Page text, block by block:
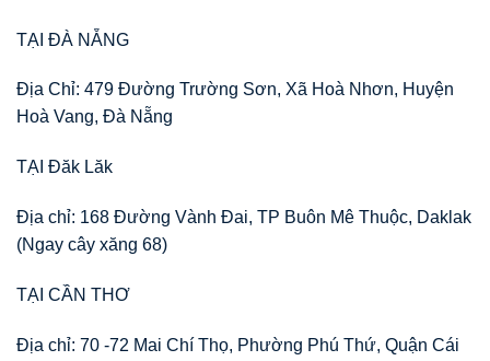
TẠI ĐÀ NẴNG
Địa Chỉ: 479 Đường Trường Sơn, Xã Hoà Nhơn, Huyện
Hoà Vang, Đà Nẵng
TẠI Đăk Lăk
Địa chỉ: 168 Đường Vành Đai, TP Buôn Mê Thuộc, Daklak
(Ngay cây xăng 68)
TẠI CẦN THƠ
Địa chỉ: 70 -72 Mai Chí Thọ, Phường Phú Thứ, Quận Cái